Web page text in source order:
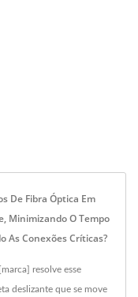
De Fibra Óptica Em
Minimizando O Tempo
As Conexões Críticas?
resolve esse
deslizante que se move